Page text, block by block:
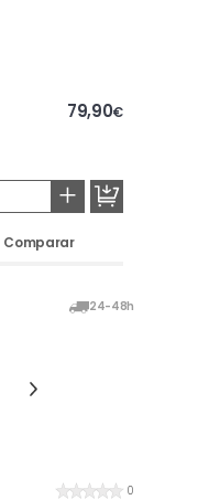
79,90€
+
Comparar
24-48h
0